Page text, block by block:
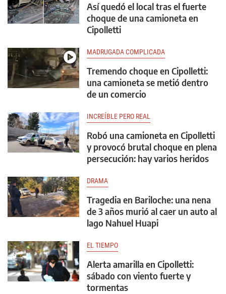
Así quedó el local tras el fuerte
choque de una camioneta en
Cipolletti
MADRUGADA COMPLICADA
Tremendo choque en Cipolletti:
una camioneta se metió dentro
de un comercio
INCREÍBLE PERO REAL
Robó una camioneta en Cipolletti
y provocó brutal choque en plena
persecución: hay varios heridos
DRAMA
Tragedia en Bariloche: una nena
de 3 años murió al caer un auto al
lago Nahuel Huapi
EL TIEMPO
Alerta amarilla en Cipolletti:
sábado con viento fuerte y
tormentas